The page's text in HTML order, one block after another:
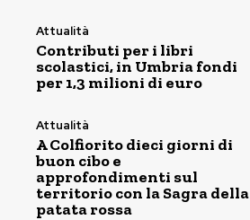
Attualità
Contributi per i libri
scolastici, in Umbria fondi
per 1,3 milioni di euro
Attualità
A Colfiorito dieci giorni di
buon cibo e
approfondimenti sul
territorio con la Sagra della
patata rossa